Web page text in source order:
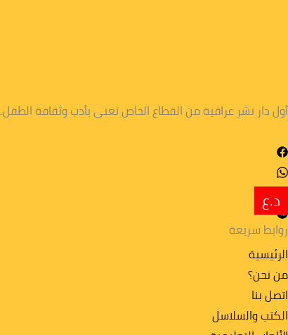
أول دار نشر عراقية من القطاع الخاص تعنى بأدب وثقافة
روابط سريعة
الرئيسية
من نحن؟
اتصل بنا
الكتب والسلاسل
د.ع